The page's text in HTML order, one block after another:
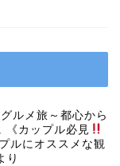
ルメ旅～都心から
《カップル必見
ルにオススメな観
り